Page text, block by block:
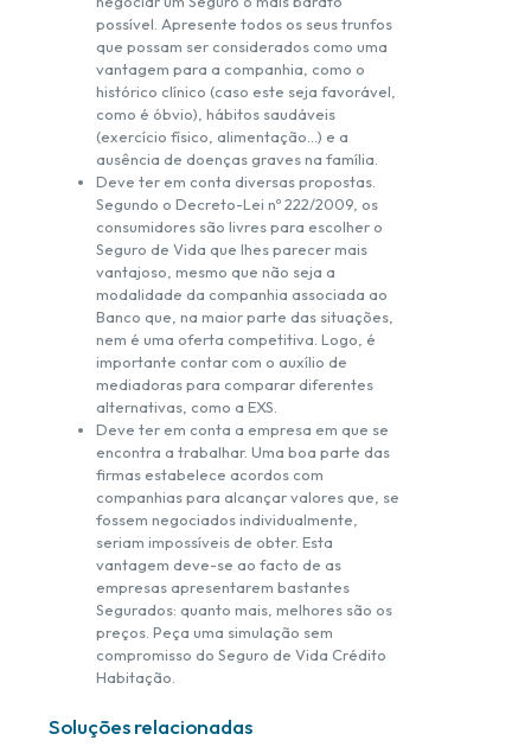
possível. Apresente todos os seus trunfos
que possam ser considerados como uma
vantagem para a companhia, como o
histórico clínico (caso este seja favorável,
como é óbvio), hábitos saudáveis
(exercício físico, alimentação…) e a
ausência de doenças graves na família.
Deve ter em conta diversas propostas.
Segundo o Decreto-Lei nº 222/2009, os
consumidores são livres para escolher o
Seguro de Vida que lhes parecer mais
vantajoso, mesmo que não seja a
modalidade da companhia associada ao
Banco que, na maior parte das situações,
nem é uma oferta competitiva. Logo, é
importante contar com o auxílio de
mediadoras para comparar diferentes
alternativas, como a EXS.
Deve ter em conta a empresa em que se
encontra a trabalhar. Uma boa parte das
firmas estabelece acordos com
companhias para alcançar valores que, se
fossem negociados individualmente,
seriam impossíveis de obter. Esta
vantagem deve-se ao facto de as
empresas apresentarem bastantes
Segurados: quanto mais, melhores são os
preços. Peça uma simulação sem
compromisso do Seguro de Vida Crédito
Habitação.
Soluções relacionadas